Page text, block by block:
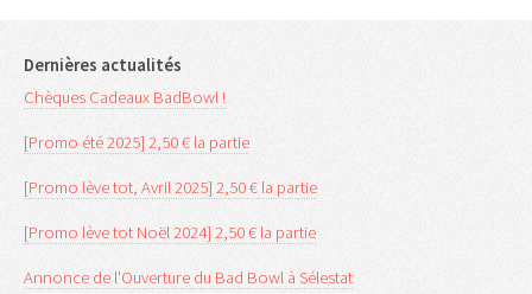
Dernières actualités
Chèques Cadeaux BadBowl !
[Promo été 2025] 2,50 € la partie
[Promo lève tot, Avril 2025] 2,50 € la partie
[Promo lève tot Noël 2024] 2,50 € la partie
Annonce de l'Ouverture du Bad Bowl à Sélestat